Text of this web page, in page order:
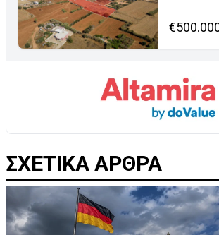
ΣΧΕΤΙΚΑ ΑΡΘΡΑ